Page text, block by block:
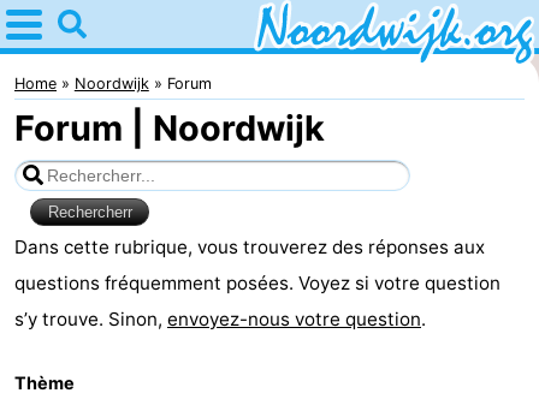
Home
Noordwijk
Astuces
Avec
les
enfants
Passer
la
Appartements
Home Noordwijk Forum
Forum | Noordwijk
Dans cette rubrique, vous trouverez des réponses aux
questions fréquemment posées. Voyez si votre question
s’y trouve. Sinon, envoyez-nous votre question.
Thème